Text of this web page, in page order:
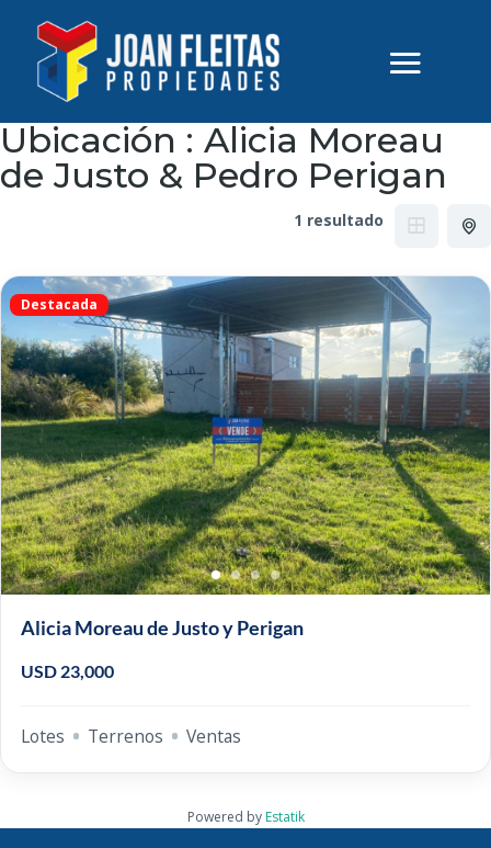
Ubicación : Alicia Moreau
de Justo & Pedro Perigan
1 resultado
Destacada
Alicia Moreau de Justo y Perigan
USD 23,000
Lotes Terrenos Ventas
Powered by Estatik